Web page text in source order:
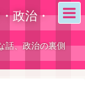
政治・
話、政治の裏側